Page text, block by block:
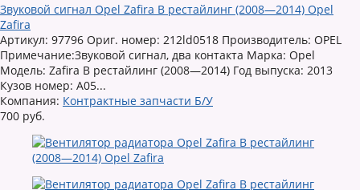
Звуковой сигнал Opel Zafira B рестайлинг (2008—2014) Opel
Zafira
Артикул: 97796 Ориг. номер: 212ld0518 Производитель: OPEL
Примечание:Звуковой сигнал, два контакта Марка: Opel
Модель: Zafira B рестайлинг (2008—2014) Год выпуска: 2013
Кузов номер: A05...
Компания: Контрактные запчасти Б/У
700 руб.